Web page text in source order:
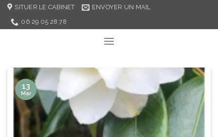
Skip
content
SITUER LE CABINET
ENVOYER UN MAIL
06 29 05 28 78
13
Mar